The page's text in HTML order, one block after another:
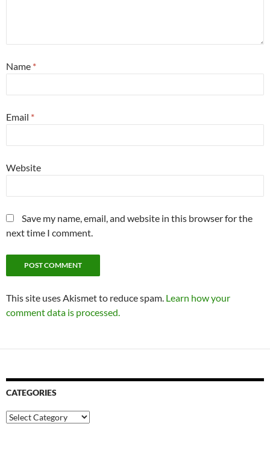
Name *
Email *
Website
Save my name, email, and website in this browser for the
next time I comment.
This site uses Akismet to reduce spam. Learn how your
comment data is processed.
CATEGORIES
Categories